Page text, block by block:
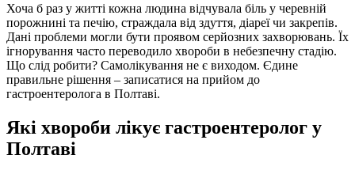
Хоча б раз у житті кожна людина відчувала біль у черевній
порожнині та печію, страждала від здуття, діареї чи закрепів.
Дані проблеми могли бути проявом серйозних захворювань. Їх
ігнорування часто переводило хвороби в небезпечну стадію.
Що слід робити? Самолікування не є виходом. Єдине
правильне рішення – записатися на прийом до
гастроентеролога в Полтаві.
Які хвороби лікує гастроентеролог у
Полтаві